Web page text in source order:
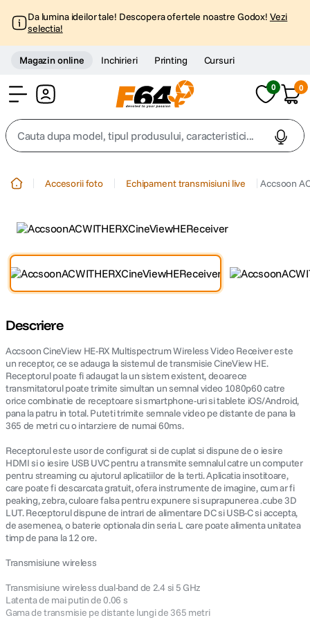
Da lumina ideilor tale! Descopera ofertele noastre Godox! Vezi
selectia!
Magazin online Inchirieri Printing Cursuri
0 0
Cauta dupa model, tipul produsului, caracteristici...
3. trepied telefon
6. lavaliera
7. card memorie
9. dji osmo
10. insta 360
Accesorii foto Echipament transmisiuni live Accsoon
Descriere
Accsoon CineView HE-RX Multispectrum Wireless Video Receiver este
un receptor, ce se adauga la sistemul de transmisie CineView HE.
Receptorul poate fi adaugat la un sistem existent, deoarece
transmitatorul poate trimite simultan un semnal video 1080p60 catre
orice combinatie de receptoare si smartphone-uri si tablete iOS/Android,
pana la patru in total. Puteti trimite semnale video pe distante de pana la
365 de metri cu o intarziere de numai 60ms.
Receptorul este usor de configurat si de cuplat si dispune de o iesire
HDMI si o iesire USB UVC pentru a transmite semnalul catre un computer
pentru streaming cu ajutorul aplicatiilor de la terti. Aplicatia insotitoare,
care poate fi descarcata gratuit, ofera instrumente de imagine, cum ar fi
peaking, zebra, culoare falsa pentru expunere si suprapunerea .cube 3D
LUT. Receptorul dispune de intrari de alimentare DC si USB-C si accepta,
de asemenea, o baterie optionala din seria L care poate alimenta unitatea
timp de pana la 12 ore.
Transmisiune wireless
Transmisiune wireless dual-band de 2.4 si 5 GHz
Latenta de mai putin de 0.06 s
Gama de transmisie pe distante lungi de 365 metri